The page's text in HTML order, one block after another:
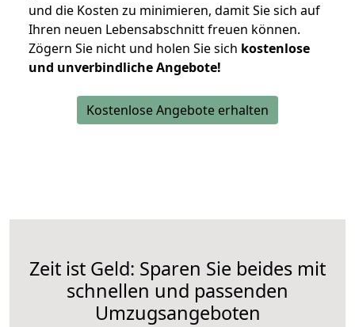
und die Kosten zu minimieren, damit Sie sich auf
Ihren neuen Lebensabschnitt freuen können.
Zögern Sie nicht und holen Sie sich kostenlose
und unverbindliche Angebote!
Kostenlose Angebote erhalten
Zeit ist Geld: Sparen Sie beides mit
schnellen und passenden
Umzugsangeboten